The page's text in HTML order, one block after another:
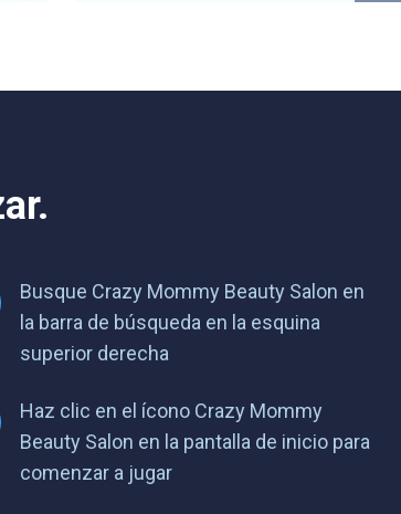
Busque Crazy Mommy Beauty Salon en
la barra de búsqueda en la esquina
superior derecha
Haz clic en el ícono Crazy Mommy
Beauty Salon en la pantalla de inicio para
comenzar a jugar